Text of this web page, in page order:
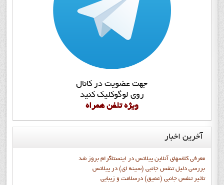
جهت عضويت در کانال
روي لوگوکليک کنيد
ويژه تلفن همراه
آخرین اخبار
معرفی کلاسهای آنلاین پیلاتس در اینستاگرام بروز شد
بررسی دلیل تنفس جانبی (سینه ای) در پیلاتس
تاثیر تنفس جانبی (عمیق) درسلامت و زیبایی